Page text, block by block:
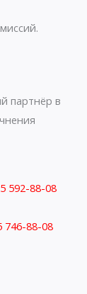
партнёр в
592-88-08
746-88-08